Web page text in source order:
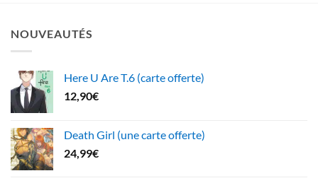
NOUVEAUTÉS
Here U Are T.6 (carte offerte)
12,90€
Death Girl (une carte offerte)
24,99€